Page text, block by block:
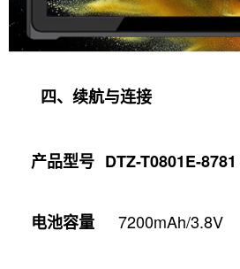
四、续航与连接
产品型号 DTZ-T0801E-8781
电池容量 7200mAh/3.8V